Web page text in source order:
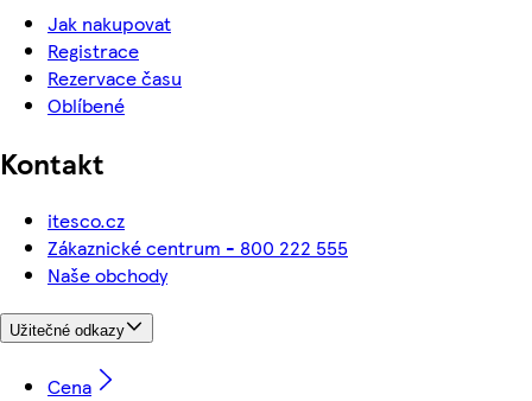
Jak nakupovat
Registrace
Rezervace času
Oblíbené
Kontakt
itesco.cz
Zákaznické centrum - 800 222 555
Naše obchody
Užitečné odkazy
Cena